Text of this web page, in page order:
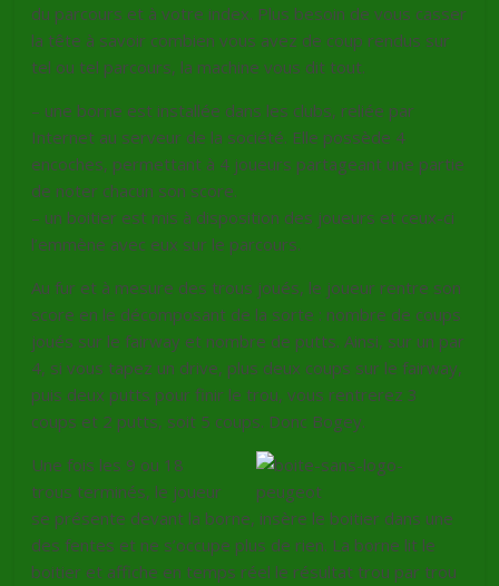
du parcours et à votre index. Plus besoin de vous casser
la tête à savoir combien vous avez de coup rendus sur
tel ou tel parcours, la machine vous dit tout.
– une borne est installée dans les clubs, reliée par
Internet au serveur de la société. Elle possède 4
encoches, permettant à 4 joueurs partageant une partie
de noter chacun son score.
– un boitier est mis à disposition des joueurs et ceux-ci
l’emmène avec eux sur le parcours.
Au fur et à mesure des trous joués, le joueur rentre son
score en le décomposant de la sorte : nombre de coups
joués sur le fairway et nombre de putts. Ainsi, sur un par
4, si vous tapez un drive, plus deux coups sur le fairway,
puis deux putts pour finir le trou, vous rentrerez 3
coups et 2 putts, soit 5 coups. Donc Bogey.
Une fois les 9 ou 18
trous terminés, le joueur
se présente devant la borne, insère le boitier dans une
des fentes et ne s’occupe plus de rien. La borne lit le
boitier et affiche en temps réel le résultat trou par trou